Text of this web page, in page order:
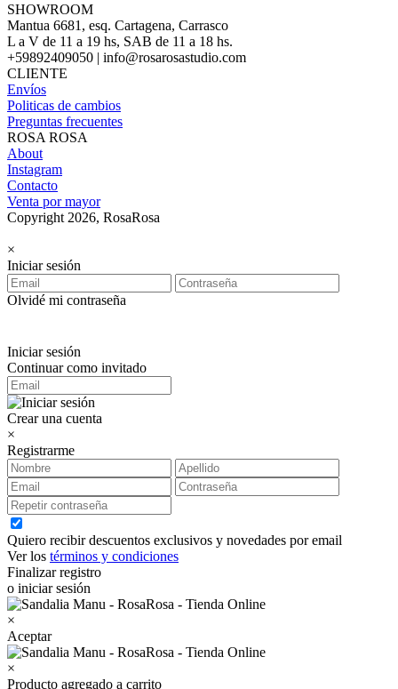
SHOWROOM
Mantua 6681, esq. Cartagena, Carrasco
L a V de 11 a 19 hs, SAB de 11 a 18 hs.
+59892409050 | info@rosarosastudio.com
CLIENTE
Envíos
Politicas de cambios
Preguntas frecuentes
ROSA ROSA
About
Instagram
Contacto
Venta por mayor
Copyright 2026, RosaRosa
×
Iniciar sesión
Olvidé mi contraseña
Iniciar sesión
Continuar como invitado
Crear una cuenta
×
Registrarme
Quiero recibir descuentos exclusivos y novedades por email
Ver los términos y condiciones
Finalizar registro
o iniciar sesión
×
Aceptar
×
Producto agregado a carrito